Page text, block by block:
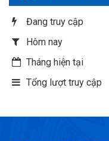
Đang truy cập
Hôm nay
Tháng hiện tại
Tổng lượt truy cập